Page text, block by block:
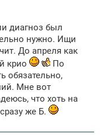
диагноз был
нужно. Ищи
До апреля как
крио
По
обязательно,
Мне вот
что хоть на
же Б.